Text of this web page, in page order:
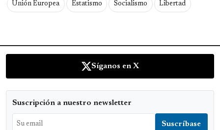
Unión Europea Estatismo Socialismo Libertad
Síganos en X
Suscripción a nuestro newsletter